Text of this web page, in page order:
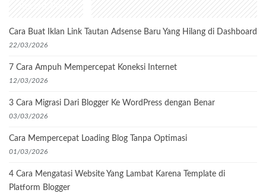
Recent Posts
Cara Buat Iklan Link Tautan Adsense Baru Yang Hilang di Dashboard
22/03/2026
7 Cara Ampuh Mempercepat Koneksi Internet
12/03/2026
3 Cara Migrasi Dari Blogger Ke WordPress dengan Benar
03/03/2026
Cara Mempercepat Loading Blog Tanpa Optimasi
01/03/2026
4 Cara Mengatasi Website Yang Lambat Karena Template di
Platform Blogger